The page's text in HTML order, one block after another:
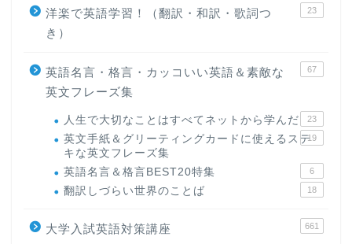
洋楽で英語学習！（翻訳・和訳・歌詞つ
き）
23
英語名言・格言・カッコいい英語＆素敵な
英文フレーズ集
67
人生で大切なことはすべてネットから学んだ 23
英文手紙＆グリーティングカードに使えるステ
キな英文フレーズ集
19
英語名言＆格言BEST20特集 6
翻訳しづらい世界のことば 18
大学入試英語対策講座 661